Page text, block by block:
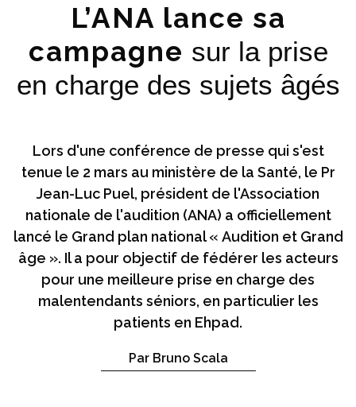
L’ANA lance sa
campagne sur la prise
en charge des sujets âgés
Lors d'une conférence de presse qui s'est
tenue le 2 mars au ministère de la Santé, le Pr
Jean-Luc Puel, président de l'Association
nationale de l'audition (ANA) a officiellement
lancé le Grand plan national « Audition et Grand
âge ». Il a pour objectif de fédérer les acteurs
pour une meilleure prise en charge des
malentendants séniors, en particulier les
patients en Ehpad.
Par Bruno Scala